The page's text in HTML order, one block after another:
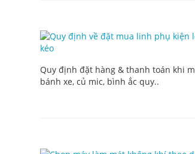
Quy định đặt hàng & thanh toán khi
bánh xe, củ mic, bình ắc quy..